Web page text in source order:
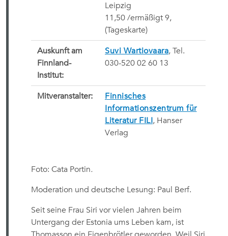
Leipzig
11,50 /ermäßigt 9, 
(Tageskarte)
Auskunft am
Finnland-
Institut:
Suvi Wartiovaara, Tel.
030-520 02 60 13
Mitveranstalter:
Finnisches
Informationszentrum für
Literatur FILI, Hanser
Verlag
Foto: Cata Portin.
Moderation und deutsche Lesung: Paul Berf.
Seit seine Frau Siri vor vielen Jahren beim
Untergang der Estonia ums Leben kam, ist